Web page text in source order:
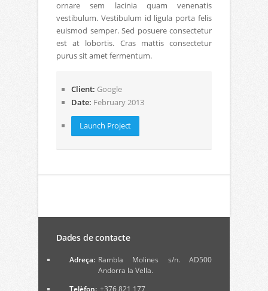
ornare sem lacinia quam venenatis
vestibulum. Vestibulum id ligula porta felis
euismod semper. Sed posuere consectetur
est at lobortis. Cras mattis consectetur
purus sit amet fermentum.
Client: Google
Date: February 2013
Launch Project
Dades de contacte
Adreça: Rambla Molines s/n. AD500
Andorra la Vella.